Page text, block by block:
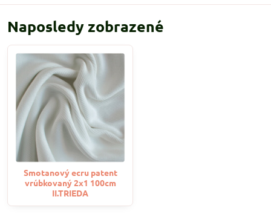
Naposledy zobrazené
Smotanový ecru patent
vrúbkovaný 2x1 100cm
II.TRIEDA